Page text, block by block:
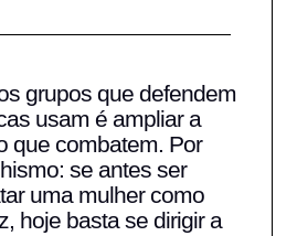
04/03/2020
Blanco
grupos que defendem
usam é ampliar a
que combatem. Por
se antes ser
uma mulher como
hoje basta se dirigir a